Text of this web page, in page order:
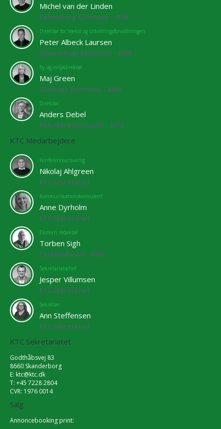
Michel van der Linden
Kalundborg Kommune - 4108
Direktør for Vækst og Udviklingsforvaltningen
Peter Albeck Laursen
Jammerbugt Kommune - 4068
By og miljødirektør
Maj Green
Gladsaxe Kommune - 3460
Direktør
Anders Debel
Holstebro Kommune - 3872
KTC Medarbejdere
Konferenceansvarlig
Nikolaj Ahlgreen
KTC Sekretariat
Kommunikationskonsulent
Anne Dyrholm
KTC Sekretariat
Ekstern redaktør
Torben Sigh
TechMedia A/S - 6769
Sekretariatschef
Jesper Villumsen
KTC Sekretariat
Sekretær
Ann Steffensen
KTC Sekretariat
KTC Sekretariatet
Godthåbsvej 83
8660 Skanderborg
E: ktc@ktc.dk
T: +45 7228 2804
CVR: 1976 0014
Salg
Annoncebooking print: